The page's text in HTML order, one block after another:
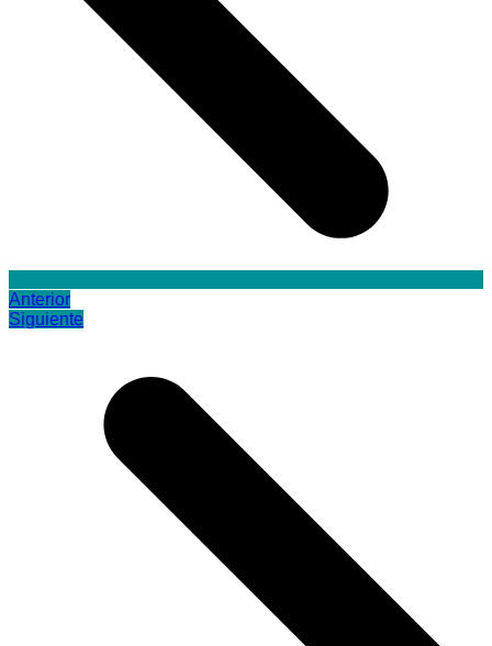
Anterior
Siguiente